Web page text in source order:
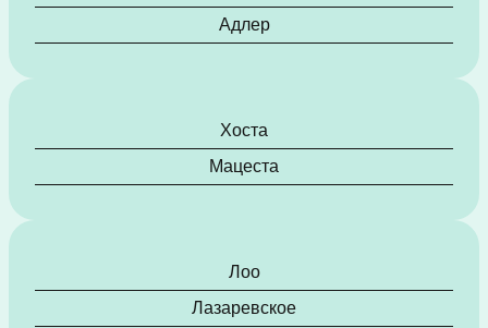
Адлер
Хоста
Мацеста
Лоо
Лазаревское